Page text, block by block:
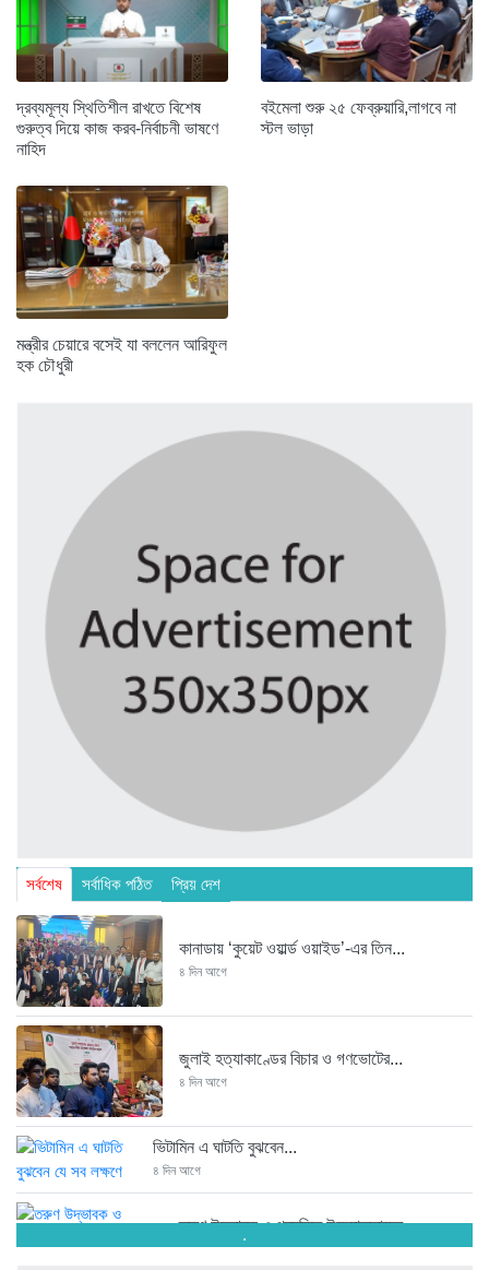
দ্রব্যমূল্য স্থিতিশীল রাখতে বিশেষ
গুরুত্ব দিয়ে কাজ করব-নির্বাচনী ভাষণে
নাহিদ
বইমেলা শুরু ২৫ ফেব্রুয়ারি,লাগবে না
স্টল ভাড়া
মন্ত্রীর চেয়ারে বসেই যা বললেন আরিফুল
হক চৌধুরী
সর্বশেষ সর্বাধিক পঠিত প্রিয় দেশ
কানাডায় ‘কুয়েট ওয়ার্ল্ড ওয়াইড’-এর তিন...
৪ দিন আগে
জুলাই হত্যাকাণ্ডের বিচার ও গণভোটের...
৪ দিন আগে
ভিটামিন এ ঘাটতি বুঝবেন...
৪ দিন আগে
তরুণ উদ্ভাবক ও প্রযুক্তি উদ্যোক্তাদের...
৪ দিন আগে
.